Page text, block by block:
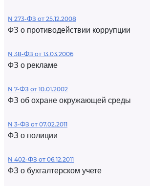
N 273-ФЗ от 25.12.2008
ФЗ о противодействии коррупции
N 38-ФЗ от 13.03.2006
ФЗ о рекламе
N 7-ФЗ от 10.01.2002
ФЗ об охране окружающей среды
N 3-ФЗ от 07.02.2011
ФЗ о полиции
N 402-ФЗ от 06.12.2011
ФЗ о бухгалтерском учете